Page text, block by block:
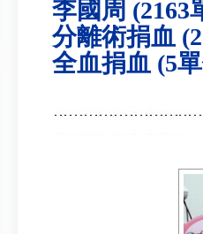
李國周 (2163
分離術捐血
全血捐血 (5